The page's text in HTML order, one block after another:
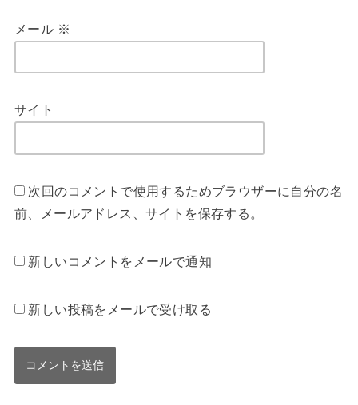
メール ※
サイト
次回のコメントで使用するためブラウザーに自分の名
前、メールアドレス、サイトを保存する。
新しいコメントをメールで通知
新しい投稿をメールで受け取る